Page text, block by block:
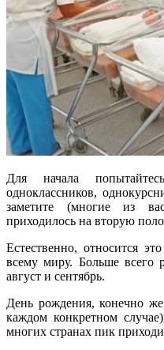
Для начала
одноклассников,
заметите (многие из
приходилось на вторую
Естественно, относится
всему миру. Больше всего
август и сентябрь.
День рождения, конечно
каждом конкретном
многих странах пик